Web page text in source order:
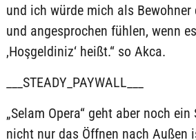
und ich würde mich als Bewohner
und angesprochen fühlen, wenn
‚Hoşgeldiniz‘ heißt.“ so Akca.
___STEADY_PAYWALL___
„Selam Opera“ geht aber noch
nicht nur das Öffnen nach Außen